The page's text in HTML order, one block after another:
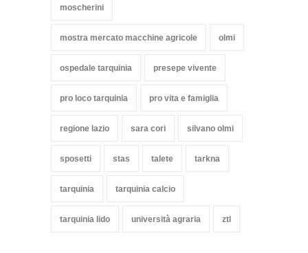
moscherini
mostra mercato macchine agricole olmi
ospedale tarquinia presepe vivente
pro loco tarquinia pro vita e famiglia
regione lazio sara cori silvano olmi
sposetti stas talete tarkna
tarquinia tarquinia calcio
tarquinia lido università agraria ztl